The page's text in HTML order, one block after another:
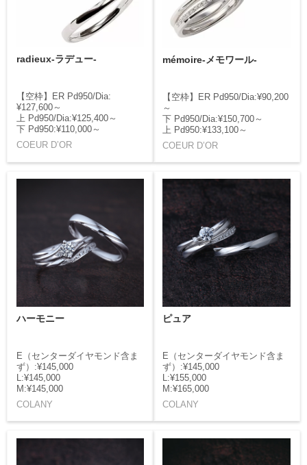
radieux-ラデュー-
【空枠】ER Pd950/Dia:
¥127,600～
上 Pd950/Dia:¥125,400～
下 Pd950:¥110,000～
COEUR D’OR
mémoire-メモワール-
【空枠】ER Pd950/Dia:¥90,200
～
下 Pd950/Dia:¥150,700～
上 Pd950:¥133,100～
COEUR D’OR
ハーモニー
E（センターダイヤモンド含ま
ず）:¥145,000
L:¥145,000
M:¥145,000
COLANY
ピュア
E（センターダイヤモンド含ま
ず）:¥145,000
L:¥155,000
M:¥165,000
COLANY